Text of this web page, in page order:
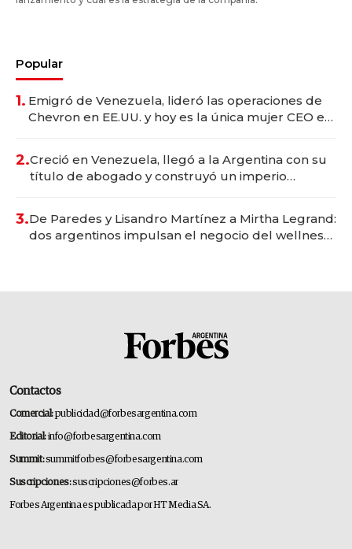
Popular
1. Emigró de Venezuela, lideró las operaciones de
Chevron en EE.UU. y hoy es la única mujer CEO en
2.Creció en Venezuela, llegó a la Argentina con su
título de abogado y construyó un imperio
3.De Paredes y Lisandro Martínez a Mirtha Legrand:
dos argentinos impulsan el negocio del wellness
Contactos
Comercial:publicidad@forbesargentina.com
Editorial:info@forbesargentina.com
Summit:summitforbes@forbesargentina.com
Suscripciones:suscripciones@forbes.ar
Forbes Argentina es publicada por HT Media SA.